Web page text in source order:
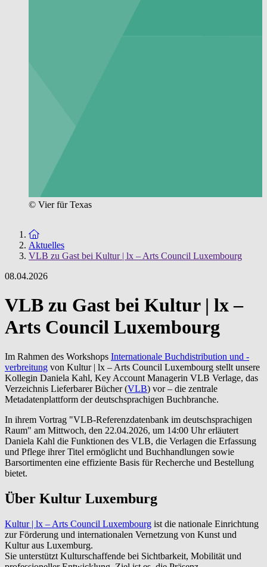
© Vier für Texas
Zur Startseite
Aktuelles
VLB zu Gast bei Kultur | lx – Arts Council Luxembourg
08.04.2026
VLB zu Gast bei Kultur | lx –
Arts Council Luxembourg
Im Rahmen des Workshops Internationale Buchdistribution und -
verbreitung von Kultur | lx – Arts Council Luxembourg stellt unsere
Kollegin Daniela Kahl, Key Account Managerin VLB Verlage, das
Verzeichnis Lieferbarer Bücher (VLB) vor – die zentrale
Metadatenplattform der deutschsprachigen Buchbranche.
In ihrem Vortrag "VLB-Referenzdatenbank im deutschsprachigen
Raum" am Mittwoch, den 22.04.2026, um 14:00 Uhr erläutert
Daniela Kahl die Funktionen des VLB, die Verlagen die Erfassung
und Pflege ihrer Titel ermöglicht und Buchhandlungen sowie
Barsortimenten eine effiziente Basis für Recherche und Bestellung
bietet.
Über Kultur Luxemburg
Kultur | lx – Arts Council Luxembourg ist die nationale Einrichtung
zur Förderung und internationalen Vernetzung von Kunst und
Kultur aus Luxemburg.
Sie unterstützt Kulturschaffende bei Sichtbarkeit, Mobilität und